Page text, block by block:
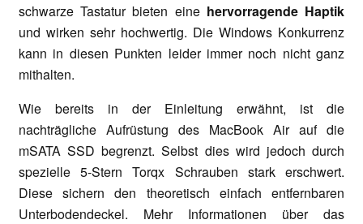
schwarze Tastatur bieten eine hervorragende Haptik
und wirken sehr hochwertig. Die Windows Konkurrenz
kann in diesen Punkten leider immer noch nicht ganz
mithalten.
Wie bereits in der Einleitung erwähnt, ist die
nachträgliche Aufrüstung des MacBook Air auf die
mSATA SSD begrenzt. Selbst dies wird jedoch durch
spezielle 5-Stern Torqx Schrauben stark erschwert.
Diese sichern den theoretisch einfach entfernbaren
Unterbodendeckel. Mehr Informationen über das